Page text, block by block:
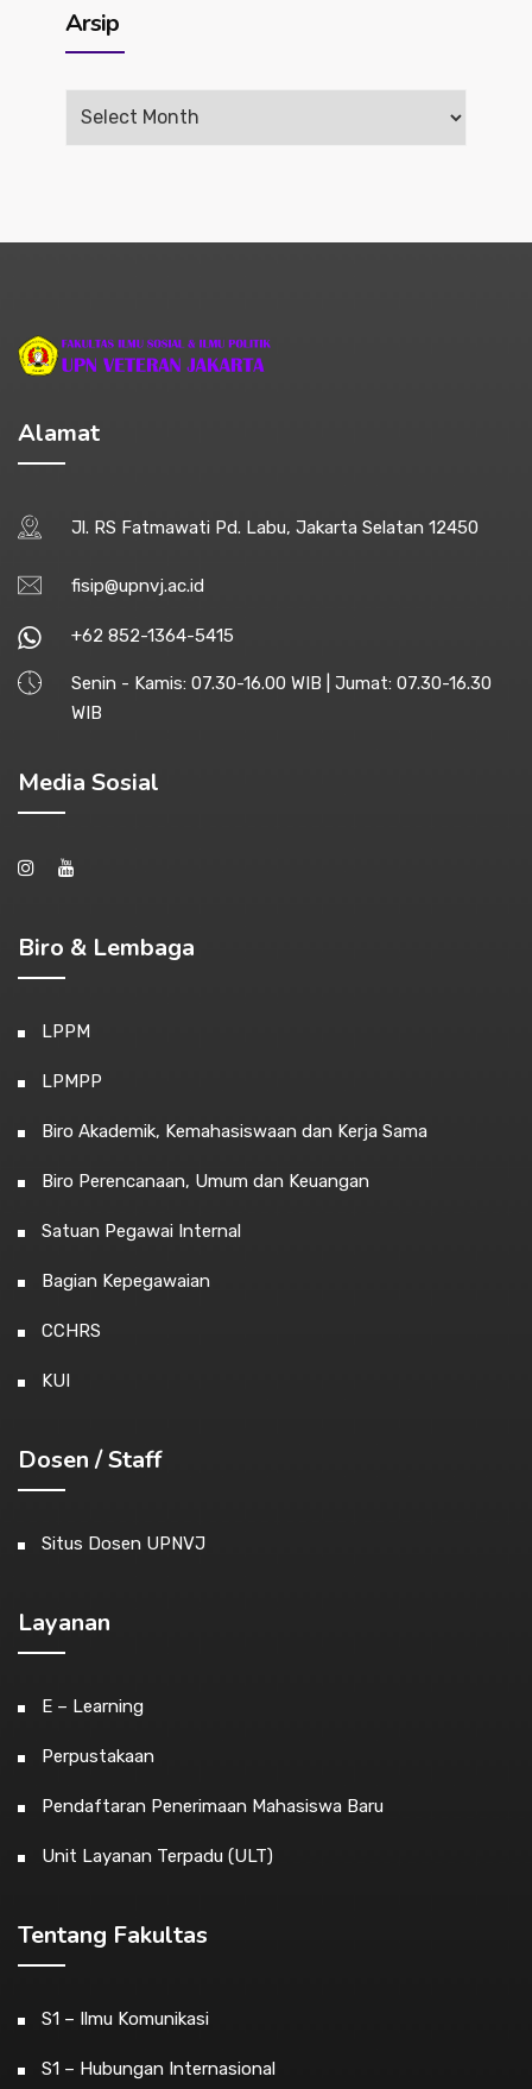
Arsip
Arsip
Alamat
Jl. RS Fatmawati Pd. Labu, Jakarta Selatan 12450
fisip@upnvj.ac.id
+62 852-1364-5415
Senin - Kamis: 07.30-16.00 WIB | Jumat: 07.30-16.30
WIB
Media Sosial
Biro & Lembaga
LPPM
LPMPP
Biro Akademik, Kemahasiswaan dan Kerja Sama
Biro Perencanaan, Umum dan Keuangan
Satuan Pegawai Internal
Bagian Kepegawaian
CCHRS
KUI
Dosen / Staff
Situs Dosen UPNVJ
Layanan
E – Learning
Perpustakaan
Pendaftaran Penerimaan Mahasiswa Baru
Unit Layanan Terpadu (ULT)
Tentang Fakultas
S1 – Ilmu Komunikasi
S1 – Hubungan Internasional